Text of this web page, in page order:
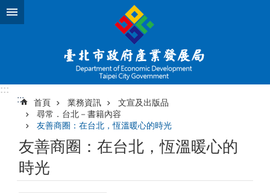
跳到主要內容區塊
:::
:::
首頁 業務資訊
文宣及出版品
尋常．台北－書籍內容
友善商圈：在台北，恆溫暖心的時光
友善商圈：在台北，恆溫暖心的
時光